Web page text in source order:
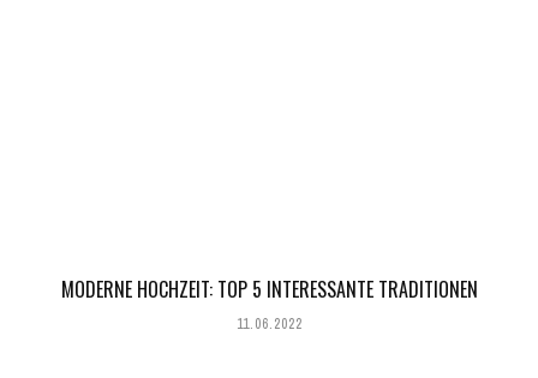
MODERNE HOCHZEIT: TOP 5 INTERESSANTE TRADITIONEN
11.06.2022